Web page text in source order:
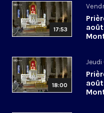
17:53
18:00